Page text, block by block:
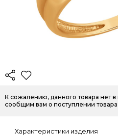
К сожалению, данного товара нет в
сообщим вам о поступлении товара
Характеристики изделия